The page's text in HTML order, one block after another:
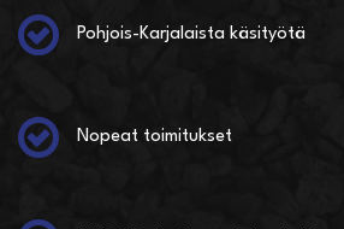
Pohjois-Karjalaista käsityötä
Nopeat toimitukset